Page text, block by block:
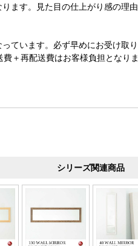
ます。見た目の仕上がり感の理由
ています。必ず早めにお受け取り
＋再配送費はお客様負担となりま
シリーズ関連商品